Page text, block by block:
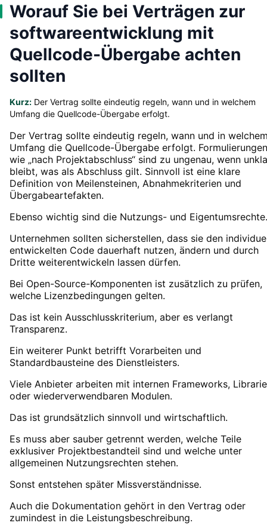
Worauf Sie bei Verträgen zur
softwareentwicklung mit
Quellcode-Übergabe achten
sollten
Kurz: Der Vertrag sollte eindeutig regeln, wann und in welchem
Umfang die Quellcode-Übergabe erfolgt.
Der Vertrag sollte eindeutig regeln, wann und in
Umfang die Quellcode-Übergabe erfolgt. Formulierungen
wie „nach Projektabschluss“ sind zu ungenau, wenn
bleibt, was als Abschluss gilt. Sinnvoll ist eine klare
Definition von Meilensteinen, Abnahmekriterien und
Übergabeartefakten.
Ebenso wichtig sind die Nutzungs- und Eigentumsrechte.
Unternehmen sollten sicherstellen, dass sie den
entwickelten Code dauerhaft nutzen, ändern und durch
Dritte weiterentwickeln lassen dürfen.
Bei Open-Source-Komponenten ist zusätzlich zu prüfen,
welche Lizenzbedingungen gelten.
Das ist kein Ausschlusskriterium, aber es verlangt
Transparenz.
Ein weiterer Punkt betrifft Vorarbeiten und
Standardbausteine des Dienstleisters.
Viele Anbieter arbeiten mit internen Frameworks,
oder wiederverwendbaren Modulen.
Das ist grundsätzlich sinnvoll und wirtschaftlich.
Es muss aber sauber getrennt werden, welche Teile
exklusiver Projektbestandteil sind und welche unter
allgemeinen Nutzungsrechten stehen.
Sonst entstehen später Missverständnisse.
Auch die Dokumentation gehört in den Vertrag oder
zumindest in die Leistungsbeschreibung.